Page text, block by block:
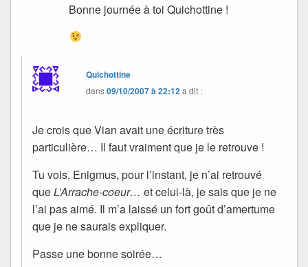
Bonne journée à toi Quichottine !
Quichottine
dans09/10/2007 à 22:12 a dit :
Je crois que Vian avait une écriture très
particulière… Il faut vraiment que je le retrouve !
Tu vois, Enigmus, pour l’instant, je n’ai retrouvé
queL’Arrache-coeur… et celui-là, je sais que je ne
l’ai pas aimé. Il m’a laissé un fort goût d’amertume
que je ne saurais expliquer.
Passe une bonne soirée…